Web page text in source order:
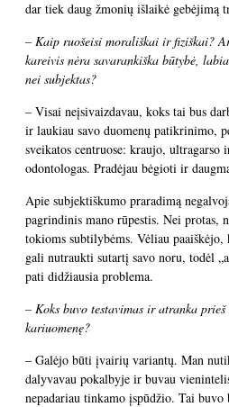
dar tiek daug žmonių išlaikė gebėjimą
– Kaip ruošeisi morališkai ir fiziškai?
kareivis nėra savarankiška būtybė,
nei subjektas?
– Visai neįsivaizdavau, koks tai bus
ir laukiau savo duomenų patikrinimo,
sveikatos centruose: kraujo,
odontologas. Pradėjau bėgioti ir
Apie subjektiškumo praradimą
pagrindinis mano rūpestis. Nei protas,
tokioms subtilybėms. Vėliau paaiškėjo,
gali nutraukti sutartį savo noru, todėl
pati didžiausia problema.
– Koks buvo testavimas ir atranka
kariuomenę?
– Galėjo būti įvairių variantų. Man
dalyvavau pokalbyje ir buvau
nepadariau tinkamo įspūdžio. Tai